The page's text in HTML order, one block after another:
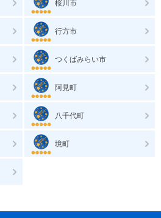
桜川市
行方市
つくばみらい市
阿見町
八千代町
境町